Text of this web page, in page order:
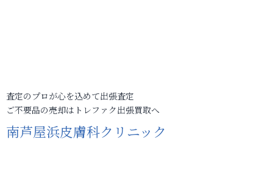
査定のプロが心を込めて出張査定
ご不要品の売却はトレファク出張買取へ
南芦屋浜皮膚科クリニック